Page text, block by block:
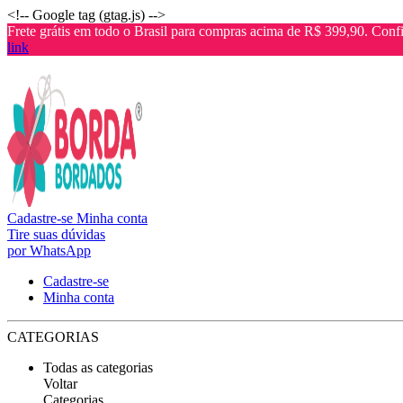
<!-- Google tag (gtag.js) -->
Frete grátis em todo o Brasil para compras acima de R$ 399,90.
link
Cadastre-se Minha conta
Tire suas dúvidas
por WhatsApp
Cadastre-se
Minha conta
CATEGORIAS
Todas as categorias
Voltar
Categorias